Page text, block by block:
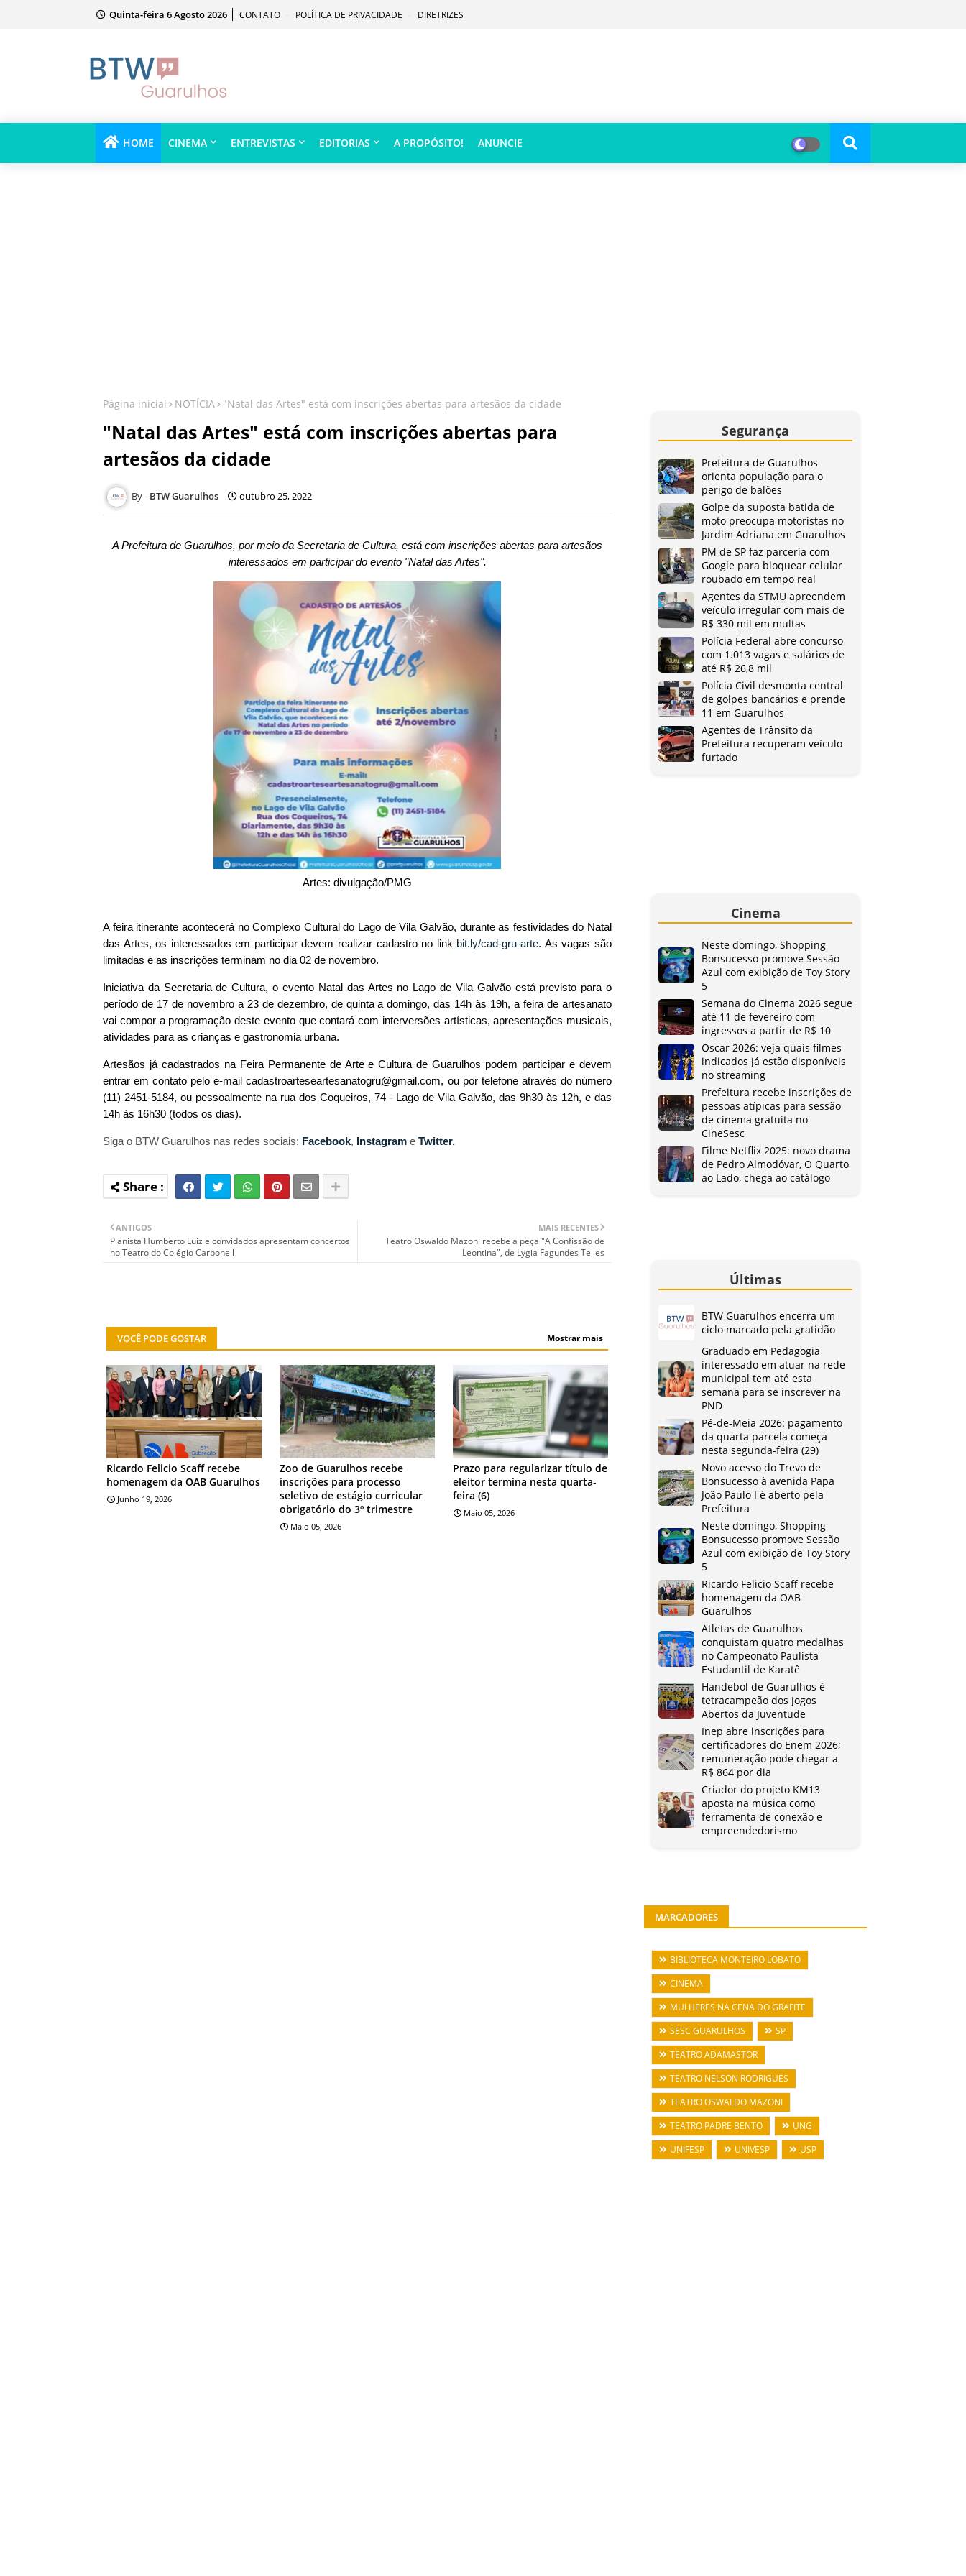
Quinta-feira 6 Agosto 2026 CONTATO POLÍTICA DE PRIVACIDADE DIRETRIZES
HOME CINEMA ENTREVISTAS EDITORIAS A PROPÓSITO! ANUNCIE
Página inicial NOTÍCIA "Natal das Artes" está com inscrições abertas para artesãos da cidade
"Natal das Artes" está com inscrições abertas para
artesãos da cidade
BTW Guarulhos outubro 25, 2022
A Prefeitura de Guarulhos, por meio da Secretaria de Cultura, está com inscrições abertas para artesãos
interessados em participar do evento "Natal das Artes".
Artes: divulgação/PMG
A feira itinerante acontecerá no Complexo Cultural do Lago de Vila Galvão, durante as festividades do Natal
das Artes, os interessados em participar devem realizar cadastro no link bit.ly/cad-gru-arte. As vagas são
limitadas e as inscrições terminam no dia 02 de novembro.
Iniciativa da Secretaria de Cultura, o evento Natal das Artes no Lago de Vila Galvão está previsto para o
período de 17 de novembro a 23 de dezembro, de quinta a domingo, das 14h às 19h, a feira de artesanato
vai compor a programação deste evento que contará com interversões artísticas, apresentações musicais,
atividades para as crianças e gastronomia urbana.
Artesãos já cadastrados na Feira Permanente de Arte e Cultura de Guarulhos podem participar e devem
entrar em contato pelo e-mail cadastroarteseartesanatogru@gmail.com, ou por telefone através do número
(11) 2451-5184, ou pessoalmente na rua dos Coqueiros, 74 - Lago de Vila Galvão, das 9h30 às 12h, e das
14h às 16h30 (todos os dias).
Siga o BTW Guarulhos nas redes sociais: Facebook, Instagram e Twitter.
MAIS RECENTES
Teatro Oswaldo Mazoni recebe a peça "A Confissão de
Leontina", de Lygia Fagundes Telles
ANTIGOS
Pianista Humberto Luiz e convidados apresentam concertos
no Teatro do Colégio Carbonell
VOCÊ PODE GOSTAR Mostrar mais
NOTÍCIA
Ricardo Felicio Scaff recebe
homenagem da OAB Guarulhos
Junho 19, 2026
NOTÍCIA
Zoo de Guarulhos recebe
inscrições para processo
seletivo de estágio curricular
obrigatório do 3º trimestre
Maio 05, 2026
NOTÍCIA
Prazo para regularizar título de
eleitor termina nesta quarta-
feira (6)
Maio 05, 2026
Segurança
Prefeitura de Guarulhos
orienta população para o
perigo de balões
Golpe da suposta batida de
moto preocupa motoristas no
Jardim Adriana em Guarulhos
PM de SP faz parceria com
Google para bloquear celular
roubado em tempo real
Agentes da STMU apreendem
veículo irregular com mais de
R$ 330 mil em multas
Polícia Federal abre concurso
com 1.013 vagas e salários de
até R$ 26,8 mil
Polícia Civil desmonta central
de golpes bancários e prende
11 em Guarulhos
Agentes de Trânsito da
Prefeitura recuperam veículo
furtado
Cinema
Neste domingo, Shopping
Bonsucesso promove Sessão
Azul com exibição de Toy Story
5
Semana do Cinema 2026 segue
até 11 de fevereiro com
ingressos a partir de R$ 10
Oscar 2026: veja quais filmes
indicados já estão disponíveis
no streaming
Prefeitura recebe inscrições de
pessoas atípicas para sessão
de cinema gratuita no
CineSesc
Filme Netflix 2025: novo drama
de Pedro Almodóvar, O Quarto
ao Lado, chega ao catálogo
Últimas
BTW Guarulhos encerra um
ciclo marcado pela gratidão
Graduado em Pedagogia
interessado em atuar na rede
municipal tem até esta
semana para se inscrever na
PND
Pé-de-Meia 2026: pagamento
da quarta parcela começa
nesta segunda-feira (29)
Novo acesso do Trevo de
Bonsucesso à avenida Papa
João Paulo I é aberto pela
Prefeitura
Neste domingo, Shopping
Bonsucesso promove Sessão
Azul com exibição de Toy Story
5
Ricardo Felicio Scaff recebe
homenagem da OAB
Guarulhos
Atletas de Guarulhos
conquistam quatro medalhas
no Campeonato Paulista
Estudantil de Karatê
Handebol de Guarulhos é
tetracampeão dos Jogos
Abertos da Juventude
Inep abre inscrições para
certificadores do Enem 2026;
remuneração pode chegar a
R$ 864 por dia
Criador do projeto KM13
aposta na música como
ferramenta de conexão e
empreendedorismo
MARCADORES
BIBLIOTECA MONTEIRO LOBATO
CINEMA
MULHERES NA CENA DO GRAFITE
SESC GUARULHOS
SP
TEATRO ADAMASTOR
TEATRO NELSON RODRIGUES
TEATRO OSWALDO MAZONI
TEATRO PADRE BENTO
UNG
UNIFESP
UNIVESP USP